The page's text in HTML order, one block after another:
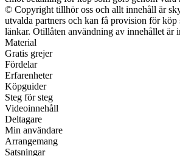
© Copyright tillhör oss och allt innehåll är
utvalda partners och kan få provision för köp
länkar. Otillåten användning av innehållet är
Material
Gratis grejer
Fördelar
Erfarenheter
Köpguider
Steg för steg
Videoinnehåll
Deltagare
Min användare
Arrangemang
Satsningar